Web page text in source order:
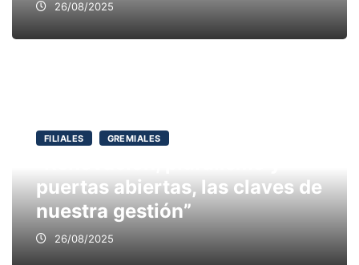
26/08/2025
FILIALES GREMIALES
puertas abiertas, las claves de
nuestra gestión”
26/08/2025